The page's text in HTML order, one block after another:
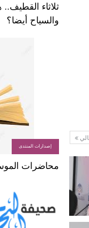
ثلاثاء
والسياح أيضا؟
إصدارات المنتدى
محاضرات